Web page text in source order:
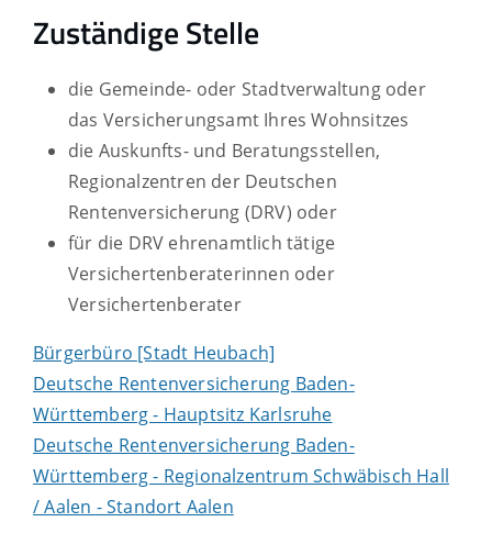
Zuständige Stelle
die Gemeinde- oder Stadtverwaltung oder
das Versicherungsamt Ihres Wohnsitzes
die Auskunfts- und Beratungsstellen,
Regionalzentren der Deutschen
Rentenversicherung (DRV) oder
für die DRV ehrenamtlich tätige
Versichertenberaterinnen oder
Versichertenberater
Bürgerbüro [Stadt Heubach]
Deutsche Rentenversicherung Baden-
Württemberg - Hauptsitz Karlsruhe
Deutsche Rentenversicherung Baden-
Württemberg - Regionalzentrum Schwäbisch Hall
/ Aalen - Standort Aalen